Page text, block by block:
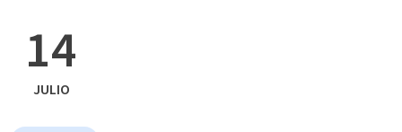
14
JULIO